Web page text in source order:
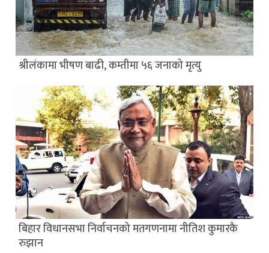
श्रीलंकामा भीषण बाढी, कम्तीमा ५६ जनाको मृत्यु
बिहार विधानसभा निर्वाचनको मतगणनामा नीतिश कुमारकै
रुझान